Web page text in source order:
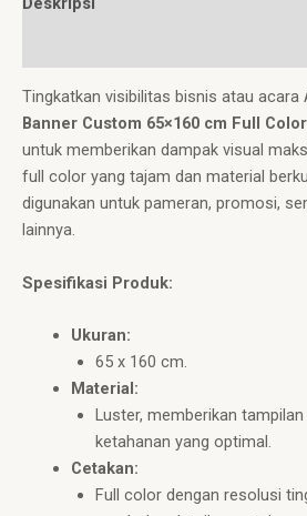
Tingkatkan visibilitas bisnis atau acara
Banner Custom 65×160 cm Full Color
untuk memberikan dampak visual
full color yang tajam dan material
digunakan untuk pameran, promosi,
lainnya.
Spesifikasi Produk:
Ukuran:
65 x 160 cm.
Material:
Luster, memberikan
ketahanan yang optimal.
Cetakan:
Full color dengan resolusi